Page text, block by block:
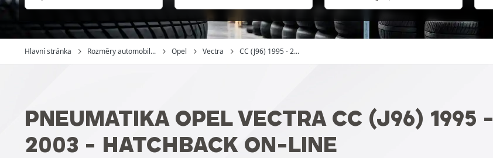
Hlavní stránka Rozměry automobil... Opel Vectra CC (J96) 1995 - 2...
PNEUMATIKA OPEL VECTRA CC (J96) 1995 -
2003 - HATCHBACK ON-LINE